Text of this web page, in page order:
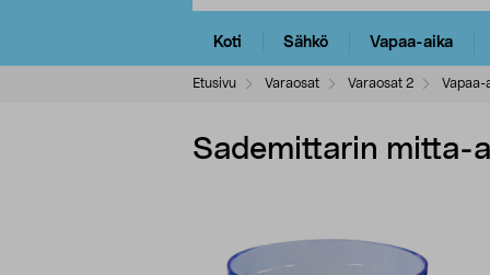
Koti Sähkö Vapaa-aika
Etusivu Varaosat Varaosat 2 Vapaa-
Sademittarin mitta-